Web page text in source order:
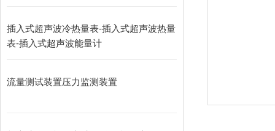
插入式超声波冷热量表-插入式超声波热量
表-插入式超声波能量计
流量测试装置压力监测装置